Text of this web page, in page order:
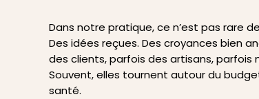
Dans notre pratique, ce n’est pas rare
Des idées reçues. Des croyances bien
des clients, parfois des artisans, parfois
Souvent, elles tournent autour du
santé.